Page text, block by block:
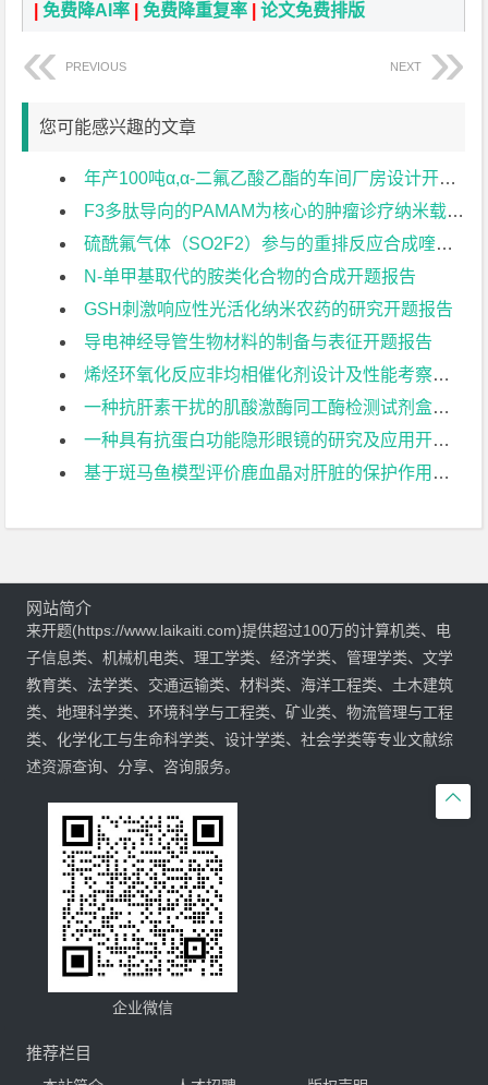
|免费降AI率 |免费降重复率 |论文免费排版
PREVIOUS NEXT
您可能感兴趣的文章
年产100吨α,α-二氟乙酸乙酯的车间厂房设计开题报告
F3多肽导向的PAMAM为核心的肿瘤诊疗纳米载体的合成开题报告
硫酰氟气体（SO2F2）参与的重排反应合成喹啉酮类化合物开题报告
N-单甲基取代的胺类化合物的合成开题报告
GSH刺激响应性光活化纳米农药的研究开题报告
导电神经导管生物材料的制备与表征开题报告
烯烃环氧化反应非均相催化剂设计及性能考察开题报告
一种抗肝素干扰的肌酸激酶同工酶检测试剂盒的研制开题报告
一种具有抗蛋白功能隐形眼镜的研究及应用开题报告
基于斑马鱼模型评价鹿血晶对肝脏的保护作用开题报告

网站简介
来开题(https://www.laikaiti.com)提供超过100万的计算机类、电
子信息类、机械机电类、理工学类、经济学类、管理学类、文学
教育类、法学类、交通运输类、材料类、海洋工程类、土木建筑
类、地理科学类、环境科学与工程类、矿业类、物流管理与工程
类、化学化工与生命科学类、设计学类、社会学类等专业文献综
述资源查询、分享、咨询服务。
企业微信
推荐栏目